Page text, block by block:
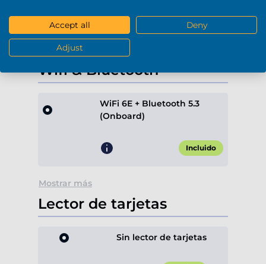
+189,90 €*
Mostrar más
Wifi & Bluetooth
WiFi 6E + Bluetooth 5.3
(Onboard)
Incluido
Mostrar más
Lector de tarjetas
Sin lector de tarjetas
Accept all Deny
Adjust